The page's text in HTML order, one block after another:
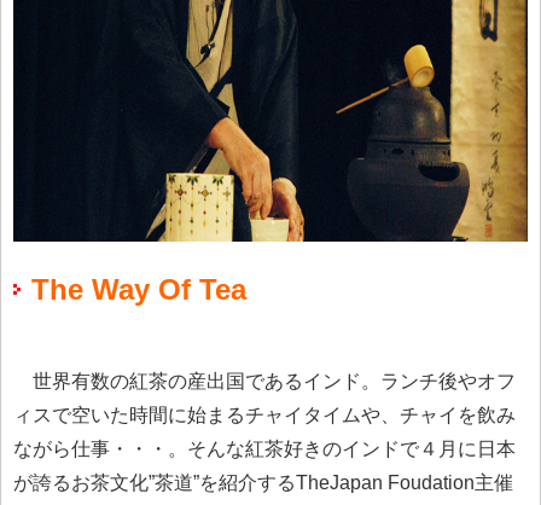
The Way Of Tea
世界有数の紅茶の産出国であるインド。ランチ後やオフ
ィスで空いた時間に始まるチャイタイムや、チャイを飲み
ながら仕事・・・。そんな紅茶好きのインドで４月に日本
が誇るお茶文化”茶道”を紹介するTheJapan Foudation主催